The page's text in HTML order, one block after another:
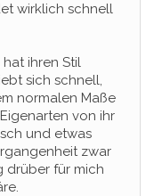
wirklich schnell
ihren Stil
sich schnell,
normalen Maße
von ihr
und etwas
zwar
drüber für mich